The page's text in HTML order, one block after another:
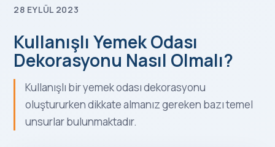
28 EYLÜL 2023
Kullanışlı Yemek Odası
Dekorasyonu Nasıl Olmalı?
Kullanışlı bir yemek odası dekorasyonu
oluştururken dikkate almanız gereken bazı temel
unsurlar bulunmaktadır.